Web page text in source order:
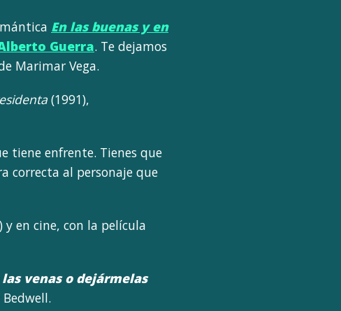
En las buenas y en
Guerra. Te dejamos
Marimar Vega.
(1991),
tiene enfrente. Tienes que
correcta al personaje que
y en cine, con la película
venas o dejármelas